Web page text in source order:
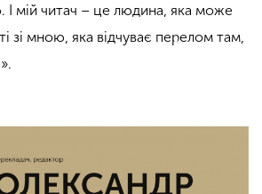
І мій читач – це людина, яка може
зі мною, яка відчуває перелом там,